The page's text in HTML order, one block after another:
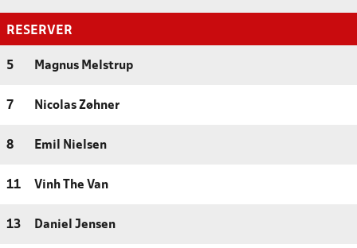
RESERVER
5 Magnus Melstrup
7 Nicolas Zøhner
8 Emil Nielsen
11 Vinh The Van
13 Daniel Jensen